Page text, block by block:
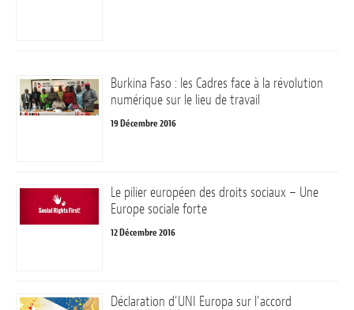
Burkina Faso : les Cadres face à la révolution
numérique sur le lieu de travail
19 Décembre 2016
Le pilier européen des droits sociaux – Une
Europe sociale forte
12 Décembre 2016
Déclaration d’UNI Europa sur l’accord